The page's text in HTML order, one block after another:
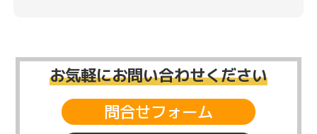
お気軽にお問い合わせください
問合せフォーム